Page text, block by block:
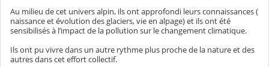
Au milieu de cet univers alpin, ils ont approfondi leurs connaissances (
naissance et évolution des glaciers, vie en alpage) et ils ont été
sensibilisés à l’impact de la pollution sur le changement climatique.
Ils ont pu vivre dans un autre rythme plus proche de la nature et des
autres dans cet effort collectif.